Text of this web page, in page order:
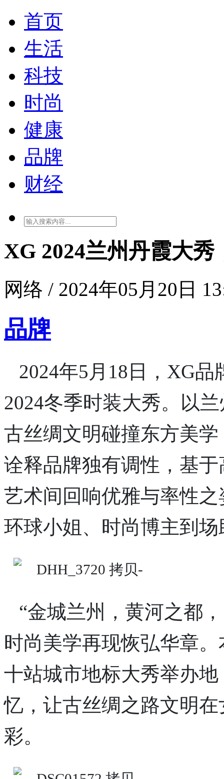
首页
生活
科技
时尚
健康
品牌
财经
XG 2024兰州丹霞大
网络 / 2024年05月20日
品牌
2024年5月18日，XG
2024冬季时装大秀。以
古丝绸文明碰撞东方美
诠释品牌独有调性，基
艺术间回响优雅与率性
环球小姐、时尚博主到
“金城兰州，黄河之都
时尚美学再现恢弘华章
十站城市地标大秀举办
忆，让古丝绸之路文明
彩。